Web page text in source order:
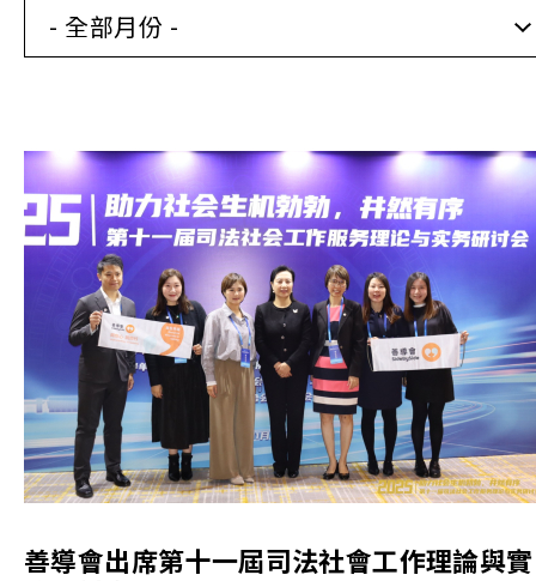
聯絡我們
- 全部月份 -
善導會出席第十一屆司法社會工作理論與實